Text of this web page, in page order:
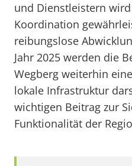
und Dienstleistern
Koordination
reibungslose
Jahr 2025 werden die
Wegberg weiterhin
lokale Infrastruktur
wichtigen Beitrag zur
Funktionalität der